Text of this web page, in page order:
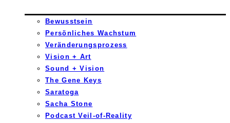
Bewusstsein
Persönliches Wachstum
Veränderungsprozess
Vision + Art
Sound + Vision
The Gene Keys
Saratoga
Sacha Stone
Podcast Veil-of-Reality